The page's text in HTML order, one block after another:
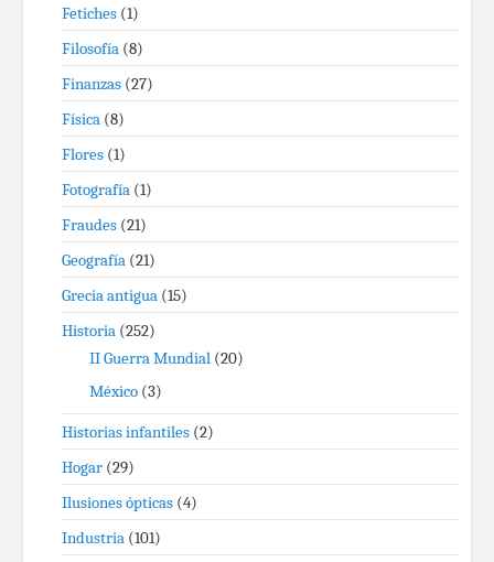
Fetiches (1)
Filosofía (8)
Finanzas (27)
Física (8)
Flores (1)
Fotografía (1)
Fraudes (21)
Geografía (21)
Grecia antigua (15)
Historia (252)
II Guerra Mundial (20)
México (3)
Historias infantiles (2)
Hogar (29)
Ilusiones ópticas (4)
Industria (101)